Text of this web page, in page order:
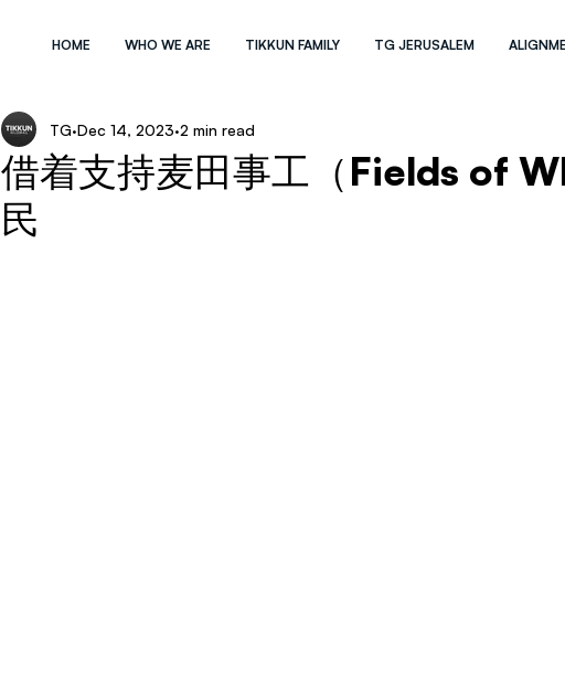
HOME WHO WE ARE TIKKUN FAMILY TG JERUSALEM
借着支持麦田事工（Fields of
民
TG Dec 14, 2023 2 min read